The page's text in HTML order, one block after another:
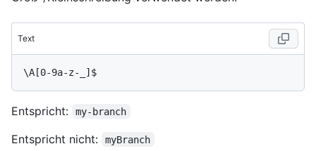
Text
Entspricht: my-branch
Entspricht nicht: myBranch